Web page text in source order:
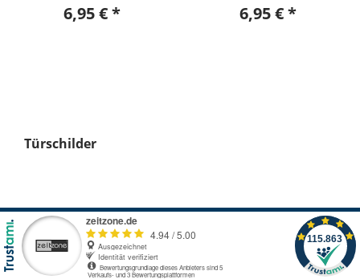
Türschilder
6,95 € * 6,95 € *